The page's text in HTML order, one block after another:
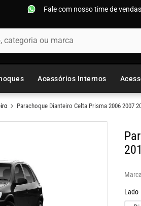
Fale com nosso time de
ou marca
Acessórios Internos
Parachoque Dianteiro Celta Prisma 2006 2007
Lado